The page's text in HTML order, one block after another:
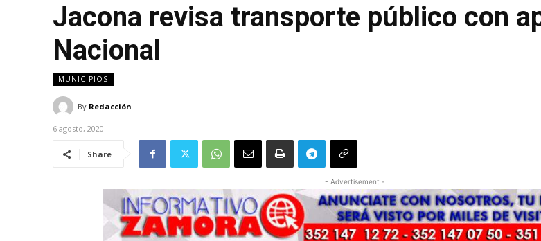
Jacona revisa transporte público con
Nacional
MUNICIPIOS
By Redacción
6 agosto, 2020
Share
- Advertisement -